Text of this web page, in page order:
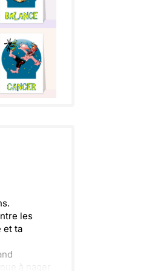
les
et ta
à nager